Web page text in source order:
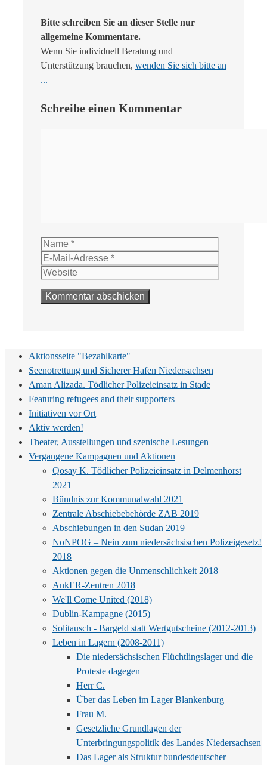
Bitte schreiben Sie an dieser Stelle nur
allgemeine Kommentare.
Wenn Sie individuell Beratung und
Unterstützung brauchen, wenden Sie sich bitte an
...
Schreibe einen Kommentar
Name
Aktionsseite "Bezahlkarte"
Seenotrettung und Sicherer Hafen Niedersachsen
Aman Alizada. Tödlicher Polizeieinsatz in Stade
Featuring refugees and their supporters
Initiativen vor Ort
Aktiv werden!
Theater, Ausstellungen und szenische Lesungen
Vergangene Kampagnen und Aktionen
Qosay K. Tödlicher Polizeieinsatz in Delmenhorst
2021
Bündnis zur Kommunalwahl 2021
Zentrale Abschiebebehörde ZAB 2019
Abschiebungen in den Sudan 2019
NoNPOG – Nein zum niedersächsischen Polizeigesetz!
2018
Aktionen gegen die Unmenschlichkeit 2018
AnkER-Zentren 2018
We'll Come United (2018)
Dublin-Kampagne (2015)
Solitausch - Bargeld statt Wertgutscheine (2012-2013)
Leben in Lagern (2008-2011)
Die niedersächsischen Flüchtlingslager und die
Proteste dagegen
Herr C.
Über das Leben im Lager Blankenburg
Frau M.
Gesetzliche Grundlagen der
Unterbringungspolitik des Landes Niedersachsen
Das Lager als Struktur bundesdeutscher